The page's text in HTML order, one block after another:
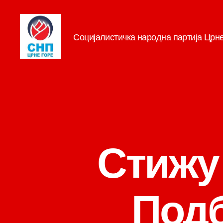
Социјалистичка народна партија